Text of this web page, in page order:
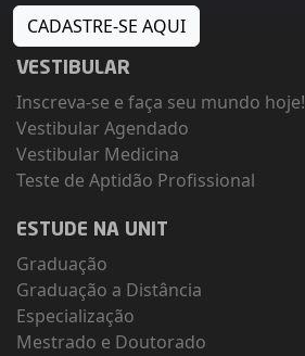
CADASTRE-SE AQUI
VESTIBULAR
Inscreva-se e faça seu mundo hoje!
Vestibular Agendado
Vestibular Medicina
Teste de Aptidão Profissional
ESTUDE NA UNIT
Graduação
Graduação a Distância
Especialização
Mestrado e Doutorado